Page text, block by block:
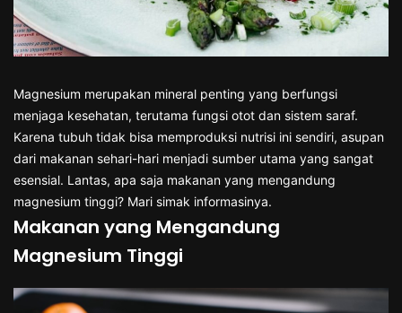
Magnesium merupakan mineral penting yang berfungsi
menjaga kesehatan, terutama fungsi otot dan sistem saraf.
Karena tubuh tidak bisa memproduksi nutrisi ini sendiri, asupan
dari makanan sehari-hari menjadi sumber utama yang sangat
esensial. Lantas, apa saja makanan yang mengandung
magnesium tinggi? Mari simak informasinya.
Makanan yang Mengandung
Magnesium Tinggi